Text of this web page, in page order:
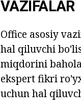
VAZIFALAR
Office asosiy
hal qiluvchi
miqdorini
ekspert fikri
uchun hal